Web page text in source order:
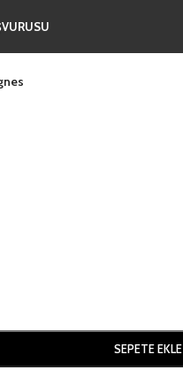
SEPETE EKLE